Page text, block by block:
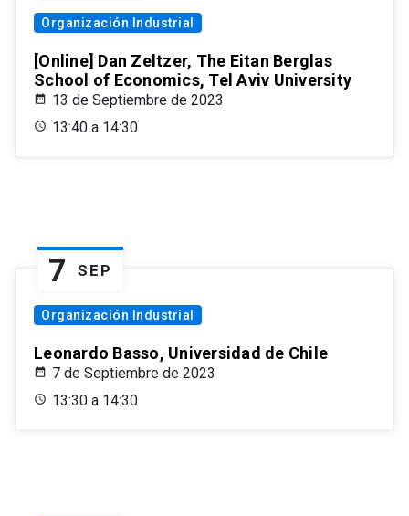
Organización Industrial
[Online] Dan Zeltzer, The Eitan Berglas
School of Economics, Tel Aviv University
13 de Septiembre de 2023
13:40 a 14:30
7 SEP
Organización Industrial
Leonardo Basso, Universidad de Chile
7 de Septiembre de 2023
13:30 a 14:30